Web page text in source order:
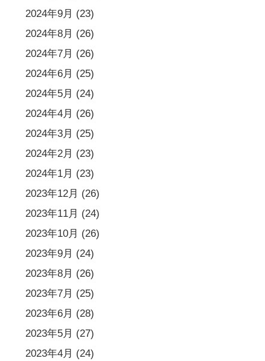
2024年9月 (23)
2024年8月 (26)
2024年7月 (26)
2024年6月 (25)
2024年5月 (24)
2024年4月 (26)
2024年3月 (25)
2024年2月 (23)
2024年1月 (23)
2023年12月 (26)
2023年11月 (24)
2023年10月 (26)
2023年9月 (24)
2023年8月 (26)
2023年7月 (25)
2023年6月 (28)
2023年5月 (27)
2023年4月 (24)